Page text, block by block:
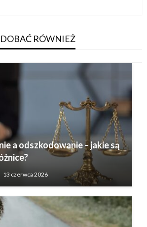
RÓWNIEŻ
a odszkodowanie – jakie są
13 czerwca 2026